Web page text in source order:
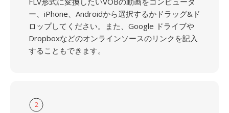
ー、iPhone、Androidから選択するかドラッグ&ド
ロップしてください。また、Google ドライブや
Dropboxなどのオンラインソースのリンクを記入
することもできます。
2